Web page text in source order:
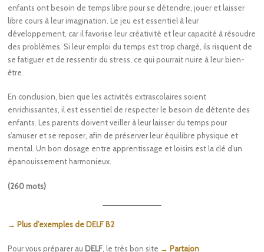
enfants ont besoin de temps libre pour se détendre, jouer et laisser
libre cours à leur imagination. Le jeu est essentiel à leur
développement, car il favorise leur créativité et leur capacité à résoudre
des problèmes. Si leur emploi du temps est trop chargé, ils risquent de
se fatiguer et de ressentir du stress, ce qui pourrait nuire à leur bien-
être.
En conclusion, bien que les activités extrascolaires soient
enrichissantes, il est essentiel de respecter le besoin de détente des
enfants. Les parents doivent veiller à leur laisser du temps pour
s’amuser et se reposer, afin de préserver leur équilibre physique et
mental. Un bon dosage entre apprentissage et loisirs est la clé d’un
épanouissement harmonieux.
(260 mots)
→ Plus d’exemples de DELF B2
Pour vous préparer au DELF, le très bon site → Partajon